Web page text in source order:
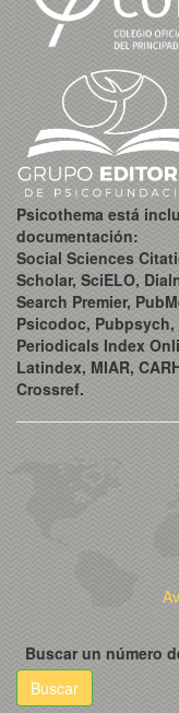
Psicothema está
documentación:
Social Sciences
Scholar, SciELO,
Search Premier,
Psicodoc,
Periodicals Index
Latindex, MIAR,
Crossref.
Buscar un número
Buscar